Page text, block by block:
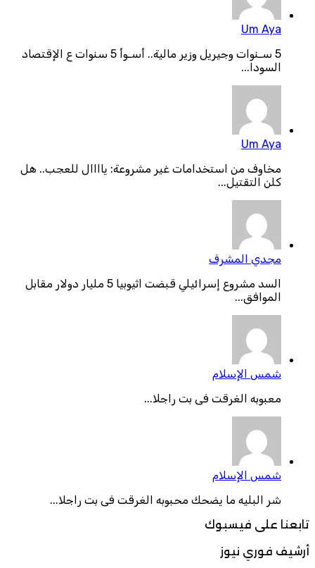
Um Aya
5 سـنوات وجيريل وزير مالية.. أسـوأ 5 سنوات ع الإقتصاد
السودا...
Um Aya
مخاوف من استخدامات غير مشروعة: ياااال للعجب.. هل
كلن التقتيل...
مجدي المشرف
السد مشروع إسرائيلي قبضت اثيوبيا 5 مليار دولار مقابل
الموافق...
شمس الإسلام
معبوبه الغرقت فى بت راجلا...
شمس الإسلام
شر البليه ما يضحك محبوبه الغرقت فى بت راجلا...
تابعنا على فيسبوك
أرشيف فوري نيوز